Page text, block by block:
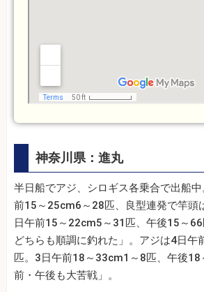
神奈川県：進丸
半日船でアジ、シロギス各乗合で出船
前15～25cm6～28匹、良型連発で竿頭
日午前15～22cm5～31匹、午後15～
どちらも順調に釣れた」。アジは4日午
匹。3日午前18～33cm1～8匹、午後
前・午後も大苦戦」。